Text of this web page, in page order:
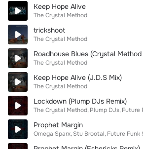
Keep Hope Alive
The Crystal Method
trickshoot
The Crystal Method
Roadhouse Blues (Crystal Method
The Crystal Method
Keep Hope Alive (J.D.S Mix)
The Crystal Method
Lockdown (Plump DJs Remix)
The Crystal Method Plump DJs Future
Prophet Margin
Omega Sparx Stu Brootal Future Funk